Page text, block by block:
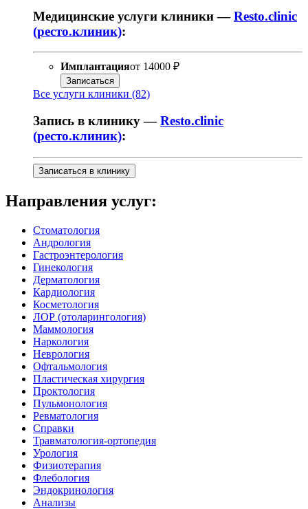
Медицинские услуги клиники —Resto.clinic
(ресто.клиник):
Имплантацияот 14000 ₽
Записаться
Все услуги клиники (82)
Запись в клинику —Resto.clinic
(ресто.клиник):
Записаться в клинику
Направления услуг:
Стоматология
Андрология
Гастроэнтерология
Гинекология
Дерматология
Кардиология
Косметология
ЛОР (отоларингология)
Маммология
Наркология
Неврология
Офтальмология
Пластическая хирургия
Проктология
Пульмонология
Ревматология
Справки
Травматология-ортопедия
Урология
Физиотерапия
Флебология
Эндокринология
Анализы